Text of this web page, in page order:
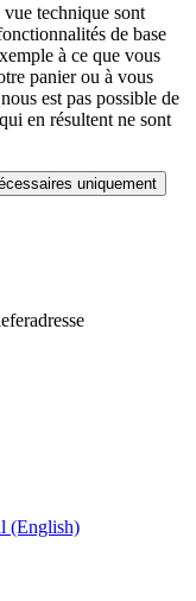
technique sont
de base
à ce que vous
panier ou à vous
est pas possible de
en résultent ne sont
uniquement
(English)